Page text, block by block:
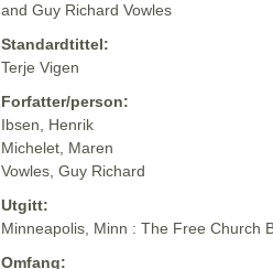
and Guy Richard Vowles
Standardtittel:
Terje Vigen
Forfatter/person:
Ibsen, Henrik
Michelet, Maren
Vowles, Guy Richard
Utgitt:
Minneapolis, Minn : The Free Church
Omfang: